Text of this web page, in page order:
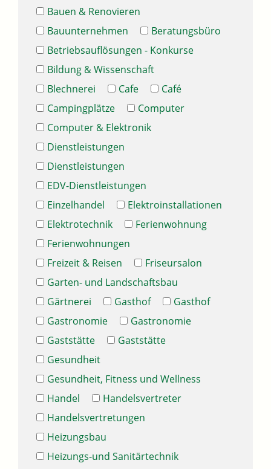
Bauen & Renovieren
Bauunternehmen
Beratungsbüro
Betriebsauflösungen - Konkurse
Bildung & Wissenschaft
Blechnerei
Cafe
Café
Campingplätze
Computer
Computer & Elektronik
Dienstleistungen
Dienstleistungen
EDV-Dienstleistungen
Einzelhandel
Elektroinstallationen
Elektrotechnik
Ferienwohnung
Ferienwohnungen
Freizeit & Reisen
Friseursalon
Garten- und Landschaftsbau
Gärtnerei
Gasthof
Gasthof
Gastronomie
Gastronomie
Gaststätte
Gaststätte
Gesundheit
Gesundheit, Fitness und Wellness
Handel
Handelsvertreter
Handelsvertretungen
Heizungsbau
Heizungs-und Sanitärtechnik